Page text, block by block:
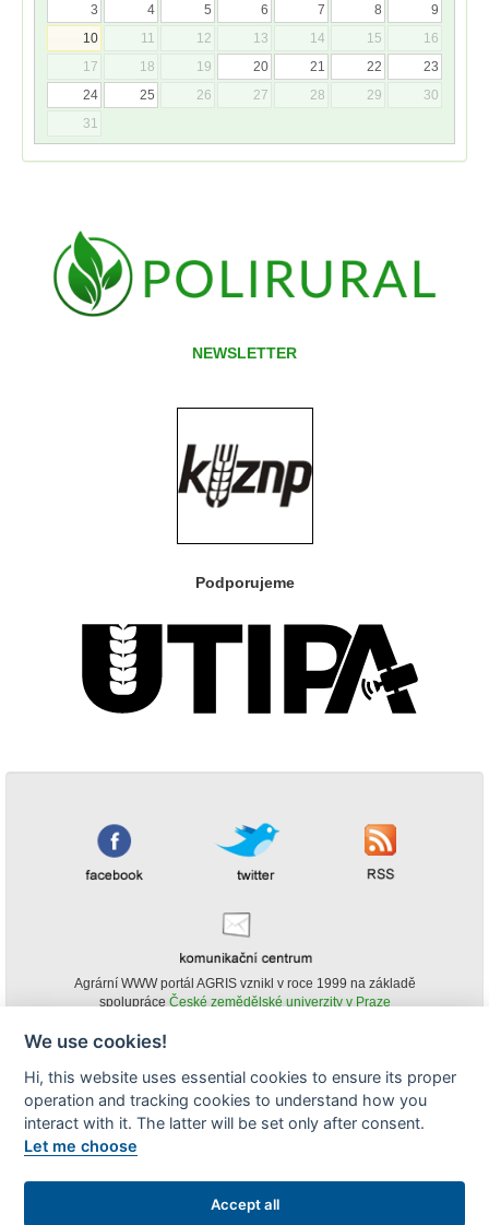
3
4 5 6 7 8
9
10
11 12 13 14 15
16
17
18 19 20 21 22
23
24
25 26 27 28 29
30
31
NEWSLETTER
Podporujeme
Agrární WWW portál AGRIS vznikl v roce 1999 na základě
spolupráce České zemědělské univerzity v Praze
obsahu agrárního WWW portálu AGRIS je možné
(pokud není uvedeno jinak) pouze za podmínky uvedení zdroje v podobě
www.agris.cz a data publikace v AGRISu.
We use cookies!
Hi, this website uses essential cookies to ensure its proper
operation and tracking cookies to understand how you
interact with it. The latter will be set only after consent.
Let me choose
Accept all